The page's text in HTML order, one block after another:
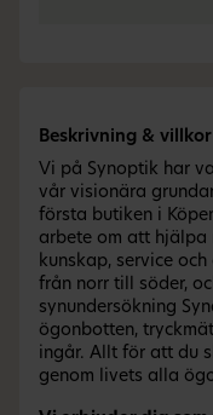
Beskrivning & villkor
Vi på Synoptik har
vår visionära
första butiken i
arbete om att hjälpa
kunskap, service
från norr till söder,
synundersökning
ögonbotten,
ingår. Allt för att du
genom livets alla